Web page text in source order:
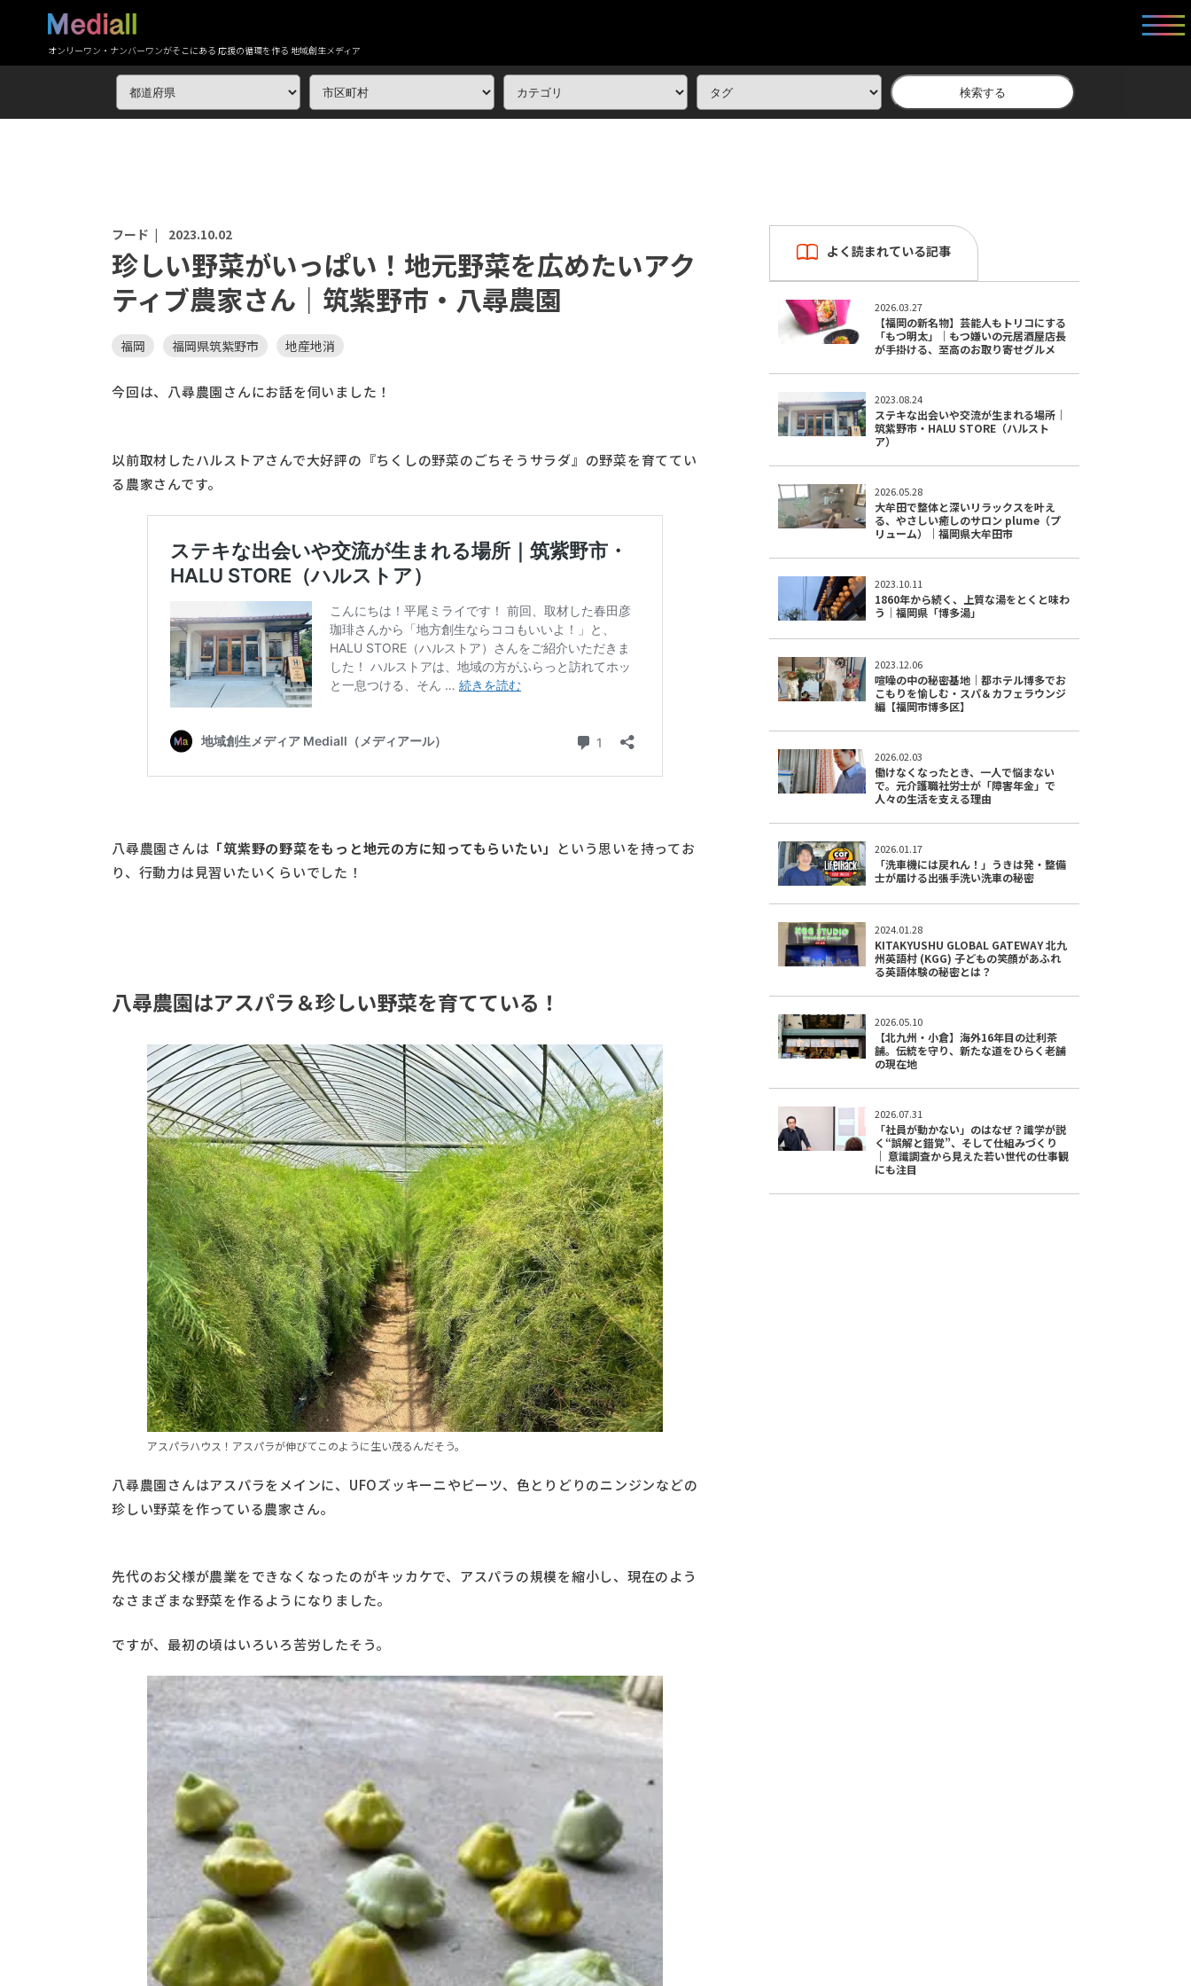
オンリーワン・ナンバーワンがそこにある 応援の循環を作る 地域創生メディア
検索する
フード | 2023.10.02
珍しい野菜がいっぱい！地元野菜を広めたいアク
ティブ農家さん｜筑紫野市・八尋農園
福岡 福岡県筑紫野市 地産地消
今回は、八尋農園さんにお話を伺いました！
以前取材したハルストアさんで大好評の『ちくしの野菜のごちそうサラダ』の野菜を育ててい
る農家さんです。
八尋農園さんは 「筑紫野の野菜をもっと地元の方に知ってもらいたい」
という思いを持ってお
り、行動力は見習いたいくらいでした！
八尋農園はアスパラ＆珍しい野菜を育てている！
アスパラハウス！アスパラが伸びてこのように生い茂るんだそう。
八尋農園さんはアスパラをメインに、UFOズッキーニやビーツ、色とりどりのニンジンなどの
珍しい野菜を作っている農家さん。
先代のお父様が農業をできなくなったのがキッカケで、アスパラの規模を縮小し、現在のよう
なさまざまな野菜を作るようになりました。
ですが、最初の頃はいろいろ苦労したそう。
よく読まれている記事
2026.03.27
【福岡の新名物】芸能人もトリコにする
「もつ明太」｜もつ嫌いの元居酒屋店長
が手掛ける、至高のお取り寄せグルメ
2023.08.24
ステキな出会いや交流が生まれる場所｜
筑紫野市・HALU STORE（ハルスト
ア）
2026.05.28
大牟田で整体と深いリラックスを叶え
る、やさしい癒しのサロン plume（プ
リューム）｜福岡県大牟田市
2023.10.11
1860年から続く、上質な湯をとくと味わ
う｜福岡県「博多湯」
2023.12.06
喧噪の中の秘密基地｜都ホテル博多でお
こもりを愉しむ・スパ＆カフェラウンジ
編【福岡市博多区】
2026.02.03
働けなくなったとき、一人で悩まない
で。元介護職社労士が「障害年金」で
人々の生活を支える理由
2026.01.17
「洗車機には戻れん！」うきは発・整備
士が届ける出張手洗い洗車の秘密
2024.01.28
KITAKYUSHU GLOBAL GATEWAY 北九
州英語村 (KGG) 子どもの笑顔があふれ
る英語体験の秘密とは？
2026.05.10
【北九州・小倉】海外16年目の辻利茶
舗。伝統を守り、新たな道をひらく老舗
の現在地
2026.07.31
「社員が動かない」のはなぜ？識学が説
く“誤解と錯覚”、そして仕組みづくり
｜ 意識調査から見えた若い世代の仕事観
にも注目